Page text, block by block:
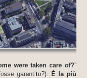
were taken care of?”
garantito?). È la più